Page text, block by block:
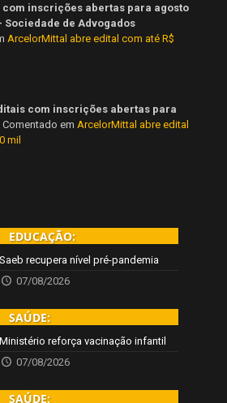
com inscrições abertas para agosto
Sociedade de Advogados
ArcelorMittal abre edital com até R$
com inscrições abertas para
Comentado em ArcelorMittal abre edital
mil
EDUCAÇÃO:
Saeb recupera nível pré-pandemia
07/08/2026
SAÚDE:
Ministério reforça vacinação infantil
07/08/2026
SAÚDE: